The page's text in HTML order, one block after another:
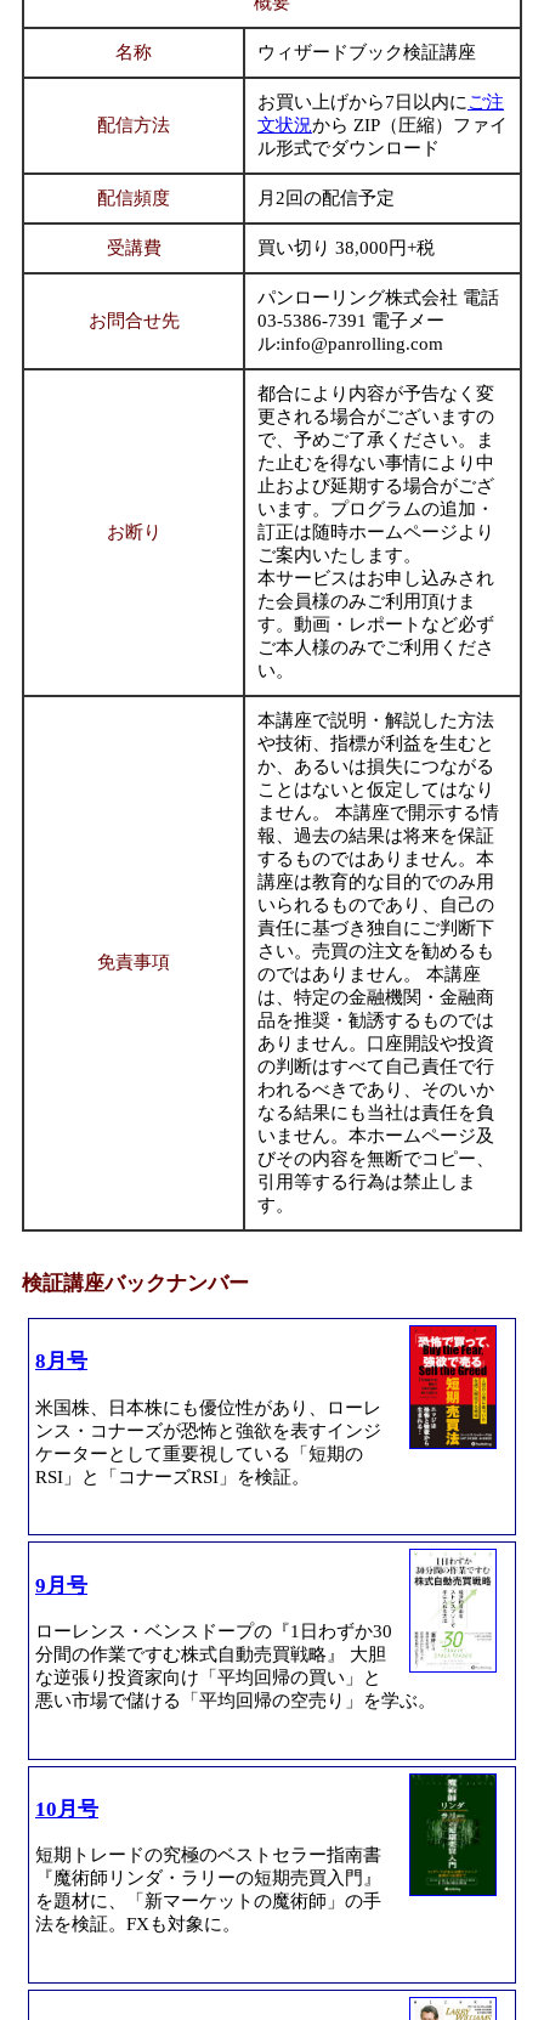
名称 ウィザードブック検証講座
配信方法
お買い上げから7日以内に ご注
文状況から ZIP（圧縮）ファイ
ル形式でダウンロード
配信頻度 月2回の配信予定
受講費 買い切り 38,000円+税
お問合せ先
パンローリング株式会社 電話
03-5386-7391 電子メー
ル:info@panrolling.com
お断り
都合により内容が予告なく変
更される場合がございますの
で、予めご了承ください。ま
た止むを得ない事情により中
止および延期する場合がござ
います。プログラムの追加・
訂正は随時ホームページより
ご案内いたします。
本サービスはお申し込みされ
た会員様のみご利用頂けま
す。動画・レポートなど必ず
ご本人様のみでご利用くださ
い。
免責事項
本講座で説明・解説した方法
や技術、指標が利益を生むと
か、あるいは損失につながる
ことはないと仮定してはなり
ません。 本講座で開示する情
報、過去の結果は将来を保証
するものではありません。本
講座は教育的な目的でのみ用
いられるものであり、自己の
責任に基づき独自にご判断下
さい。売買の注文を勧めるも
のではありません。 本講座
は、特定の金融機関・金融商
品を推奨・勧誘するものでは
ありません。口座開設や投資
の判断はすべて自己責任で行
われるべきであり、そのいか
なる結果にも当社は責任を負
いません。本ホームページ及
びその内容を無断でコピー、
引用等する行為は禁止しま
す。
検証講座バックナンバー
8月号
米国株、日本株にも優位性があり、ローレ
ンス・コナーズが恐怖と強欲を表すインジ
ケーターとして重要視している「短期の
RSI」と「コナーズRSI」を検証。
9月号
ローレンス・ベンスドープの『1日わずか30
分間の作業ですむ株式自動売買戦略』 大胆
な逆張り投資家向け「平均回帰の買い」と
悪い市場で儲ける「平均回帰の空売り」を学ぶ。
10月号
短期トレードの究極のベストセラー指南書
『魔術師リンダ・ラリーの短期売買入門』
を題材に、「新マーケットの魔術師」の手
法を検証。FXも対象に。